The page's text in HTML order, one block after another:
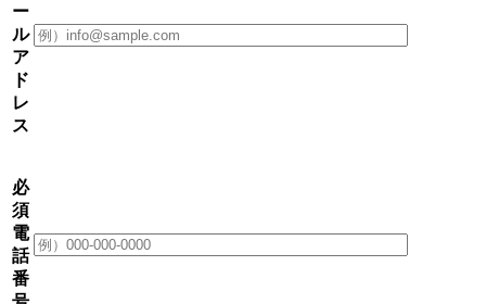
ー
ル
ア
ド
レ
ス
必
須
電
話
番